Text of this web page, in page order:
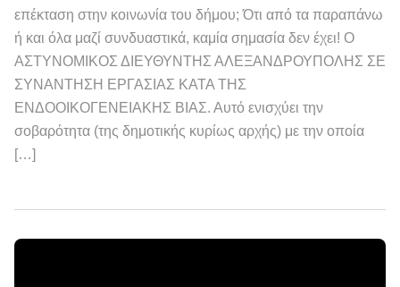
επέκταση στην κοινωνία του δήμου; Ότι από τα παραπάνω
ή και όλα μαζί συνδυαστικά, καμία σημασία δεν έχει! Ο
ΑΣΤΥΝΟΜΙΚΟΣ ΔΙΕΥΘΥΝΤΗΣ ΑΛΕΞΑΝΔΡΟΥΠΟΛΗΣ ΣΕ
ΣΥΝΑΝΤΗΣΗ ΕΡΓΑΣΙΑΣ ΚΑΤΑ ΤΗΣ
ΕΝΔΟΟΙΚΟΓΕΝΕΙΑΚΗΣ ΒΙΑΣ. Αυτό ενισχύει την
σοβαρότητα (της δημοτικής κυρίως αρχής) με την οποία
[…]